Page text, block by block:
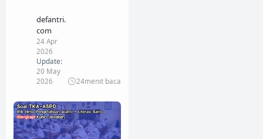
defantri.
com
24 Apr
2026
Update:
20 May
2026
24menit baca